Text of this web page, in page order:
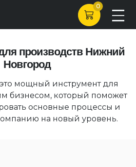
0
производств Нижний
Новгород
это мощный инструмент для
бизнесом, который поможет
основные процессы и
на новый уровень.